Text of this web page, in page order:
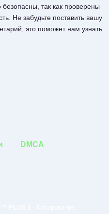
так как проверены
Не забудьте поставить вашу
это поможет нам узнать
DMCA